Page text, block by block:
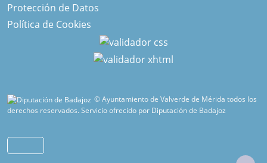
Protección de Datos
Política de Cookies
© Ayuntamiento de Valverde de Mérida todos los
derechos reservados.Servicio ofrecido por Diputación de Badajoz